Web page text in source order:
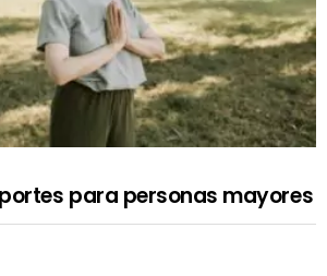
para personas mayores